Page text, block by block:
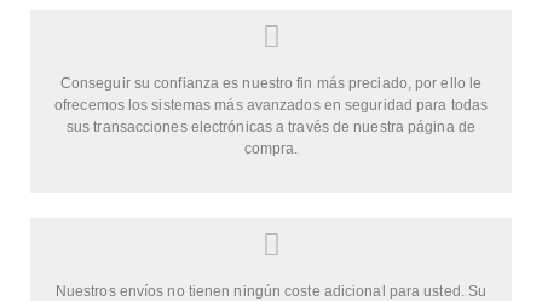
Conseguir su confianza es nuestro fin más preciado, por ello le
ofrecemos los sistemas más avanzados en seguridad para todas
sus transacciones electrónicas a través de nuestra página de
compra.
Nuestros envíos no tienen ningún coste adicional para usted. Su